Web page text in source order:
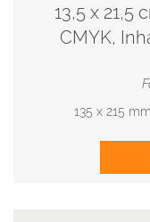
13,5 x
CMYK,
135 x 215